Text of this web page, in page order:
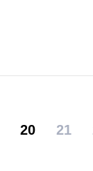
20 21